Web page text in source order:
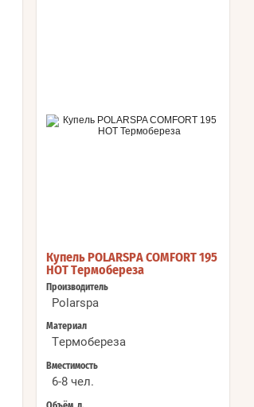
Купель POLARSPA COMFORT 195
HOT Термобереза
Производитель
Polarspa
Материал
Термобереза
Вместимость
6-8 чел.